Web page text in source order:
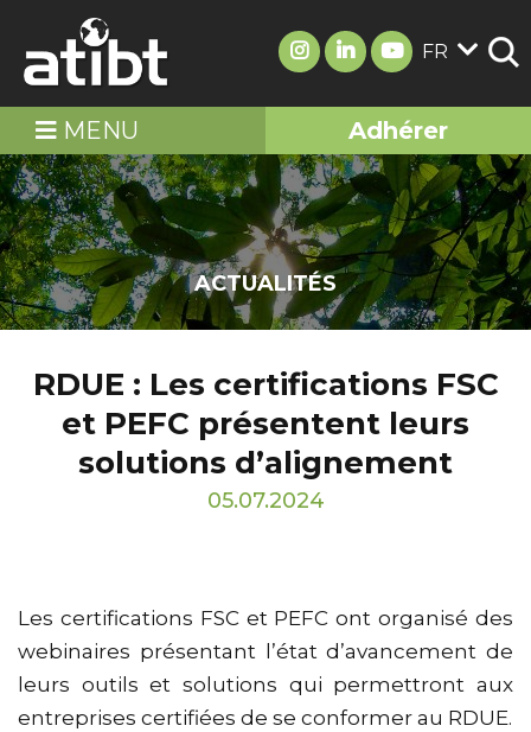
FR
MENU Adhérer
ACTUALITÉS
RDUE : Les certifications FSC
et PEFC présentent leurs
solutions d’alignement
05.07.2024
Les certifications FSC et PEFC ont organisé des
webinaires présentant l’état d’avancement de
leurs outils et solutions qui permettront aux
entreprises certifiées de se conformer au RDUE.